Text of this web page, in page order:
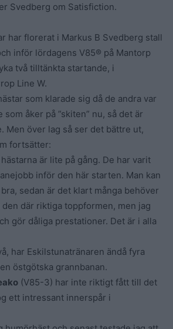
Svedberg om Satisfiction.
har florerat i Markus B Svedberg stall
inför lördagens V85® på Mantorp
två tilltänkta startande, i
Line W.
som klarade sig då de andra var
som åker på ”skiten” nu, så det är
Men över lag så ser det bättre ut,
fortsätter:
är lite på gång. De har varit
inför den här starten. Man kan
sedan är det klart många behöver
där riktiga toppformen, men jag
gör dåliga prestationer. Det är i alla
har Eskilstunatränaren ändå fyra
östgötska grannbanan.
(V85-3) har inte riktigt fått till det
ett intressant innerspår i